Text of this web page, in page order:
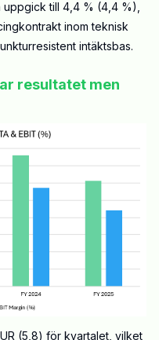
uppgick till 4,4 % (4,4 %),
inom teknisk
intäktsbas.
resultatet men
(5,8) för kvartalet, vilket